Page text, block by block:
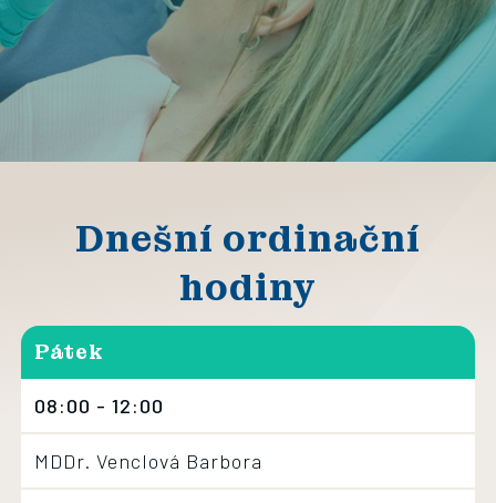
Dnešní ordinační
hodiny
Pátek
08:00 - 12:00
MDDr. Venclová Barbora